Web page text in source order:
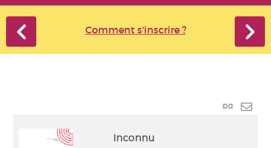
Comment s'inscrire ?
Lien
Inconnu